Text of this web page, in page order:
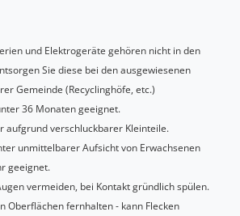
und Elektrogeräte gehören nicht in den
Sie diese bei den ausgewiesenen
Gemeinde (Recyclinghöfe, etc.)
36 Monaten geeignet.
aufgrund verschluckbarer Kleinteile.
unmittelbarer Aufsicht von Erwachsenen
geeignet.
vermeiden, bei Kontakt gründlich spülen.
Oberflächen fernhalten - kann Flecken